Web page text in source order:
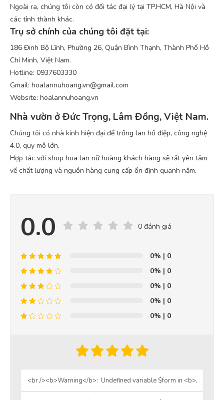
Ngoài ra, chúng tôi còn có đối tác đại lý tại TP.HCM, Hà Nội và
các tỉnh thành khác.
Trụ sở chính của chúng tôi đặt tại:
186 Đinh Bộ Lĩnh, Phường 26, Quận Bình Thạnh, Thành Phố Hồ
Chí Minh, Việt Nam.
Hotline: 0937603330
Gmail: hoalannuhoang.vn@gmail.com
Website: hoalannuhoang.vn
Nhà vườn ở Đức Trọng, Lâm Đồng, Việt Nam.
Chúng tôi có nhà kính hiện đại để trồng lan hồ điệp, công nghệ
4.0, quy mô lớn.
Hợp tác với shop hoa lan nữ hoàng khách hàng sẽ rất yên tâm
về chất lượng và nguồn hàng cung cấp ổn định quanh năm.
0.0 0 đánh giá
0% | 0
0% | 0
0% | 0
0% | 0
0% | 0